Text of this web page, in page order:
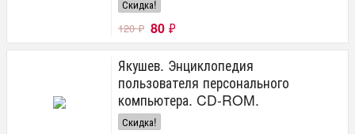
Скидка!
120₽ 80 ₽
Якушев. Энциклопедия
пользователя персонального
компьютера. CD-ROM.
Скидка!